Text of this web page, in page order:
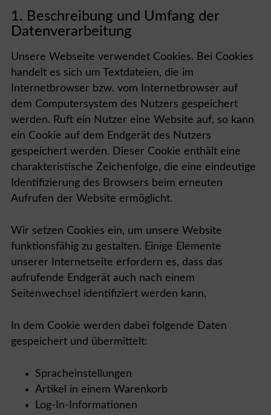
1. Beschreibung und Umfang der
Datenverarbeitung
Unsere Webseite verwendet Cookies. Bei Cookies
handelt es sich um Textdateien, die im
Internetbrowser bzw. vom Internetbrowser auf
dem Computersystem des Nutzers gespeichert
werden. Ruft ein Nutzer eine Website auf, so kann
ein Cookie auf dem Endgerät des Nutzers
gespeichert werden. Dieser Cookie enthält eine
charakteristische Zeichenfolge, die eine eindeutige
Identifizierung des Browsers beim erneuten
Aufrufen der Website ermöglicht.
Wir setzen Cookies ein, um unsere Website
funktionsfähig zu gestalten. Einige Elemente
unserer Internetseite erfordern es, dass das
aufrufende Endgerät auch nach einem
Seitenwechsel identifiziert werden kann,
In dem Cookie werden dabei folgende Daten
gespeichert und übermittelt:
Spracheinstellungen
Artikel in einem Warenkorb
Log-In-Informationen